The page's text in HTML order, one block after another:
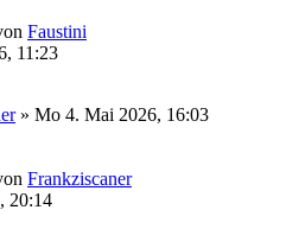
Faustini
11:23
» Mo 4. Mai 2026, 16:03
Frankziscaner
20:14